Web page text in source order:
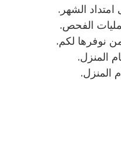
الشهر.
الفحص.
نوفرها لكم.
المنزل.
المنزل.